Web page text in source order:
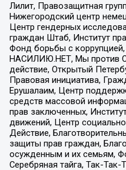
Лилит, Правозащитная
Нижегородский центр
Центр гендерных
граждан Штаб, Институт
Фонд борьбы с коррупцией,
НАСИЛИЮ.НЕТ, Мы против
действие, Открытый
Правовая инициатива,
Ерушалаим, Центр
средств массовой
прав заключенных,
движений, Центр
Действие,
защиты прав граждан,
осужденным и их семьям,
Серебряная тайга, Так-